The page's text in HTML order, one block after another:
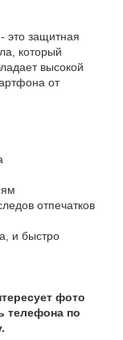
- это защитная
который
высокой
от
отпечатков
и быстро
фото
телефона по